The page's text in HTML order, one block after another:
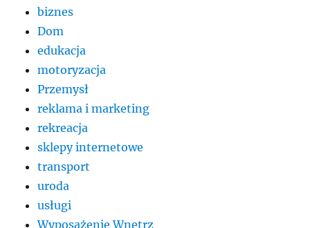
biznes
Dom
edukacja
motoryzacja
Przemysł
reklama i marketing
rekreacja
sklepy internetowe
transport
uroda
usługi
Wyposażenie Wnętrz